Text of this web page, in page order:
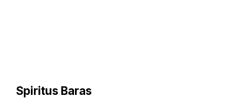
Spiritus Baras